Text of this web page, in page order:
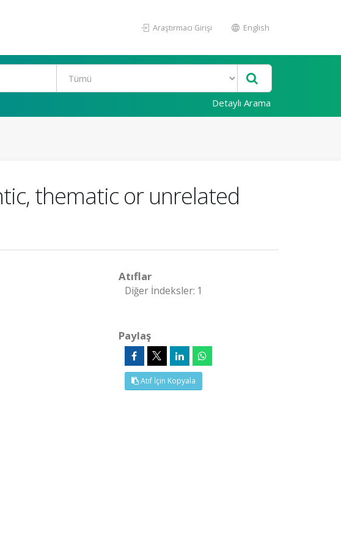
Araştırmacı Girişi English
Detaylı Arama
thematic or unrelated
Atıflar
Diğer İndeksler: 1
Paylaş
Atıf İçin Kopyala